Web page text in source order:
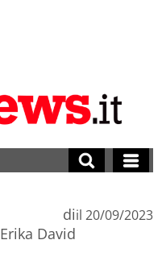
di
Erika David
il 20/09/2023